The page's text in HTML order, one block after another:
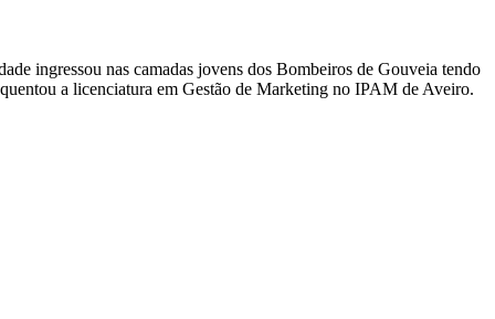
ingressou nas camadas jovens dos Bombeiros de Gouveia tendo
a licenciatura em Gestão de Marketing no IPAM de Aveiro.